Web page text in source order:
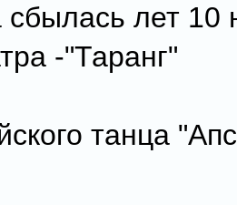
сбылась лет 10
-"Таранг"
танца